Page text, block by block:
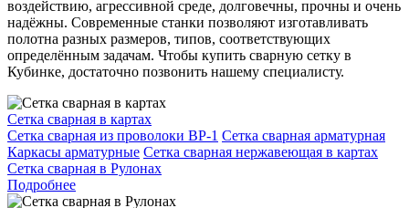
воздействию, агрессивной среде, долговечны, прочны и очень
надёжны. Современные станки позволяют изготавливать
полотна разных размеров, типов, соответствующих
определённым задачам. Чтобы купить сварную сетку в
Кубинке, достаточно позвонить нашему специалисту.
Сетка сварная в картах
Сетка сварная из проволоки ВР-1 Сетка сварная арматурная
Каркасы арматурные Сетка сварная нержавеющая в картах
Сетка сварная в Рулонах
Подробнее